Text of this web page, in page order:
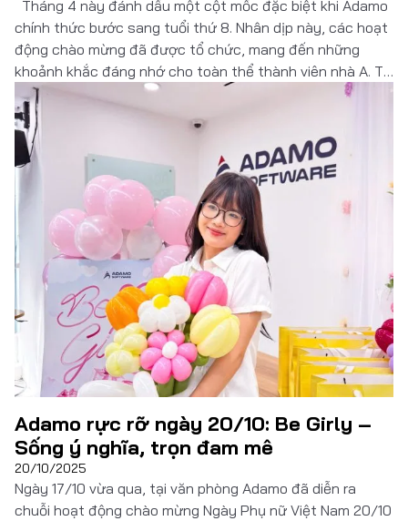
Tháng 4 này đánh dấu một cột mốc đặc biệt khi Adamo
chính thức bước sang tuổi thứ 8. Nhân dịp này, các hoạt
động chào mừng đã được tổ chức, mang đến những
khoảnh khắc đáng nhớ cho toàn thể thành viên nhà A. Từ
chương trình sinh nhật, các hoạt động nội […]
Đọc thêm
Adamo rực rỡ ngày 20/10: Be Girly –
Sống ý nghĩa, trọn đam mê
20/10/2025
Ngày 17/10 vừa qua, tại văn phòng Adamo đã diễn ra
chuỗi hoạt động chào mừng Ngày Phụ nữ Việt Nam 20/10